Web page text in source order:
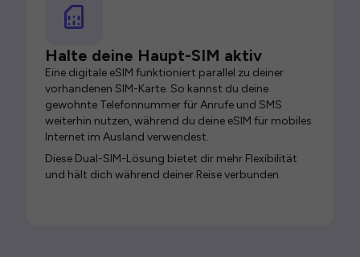
Halte deine Haupt-SIM aktiv
Eine digitale eSIM funktioniert parallel zu deiner
vorhandenen SIM-Karte. So kannst du deine
gewohnte Telefonnummer für Anrufe und SMS
weiterhin nutzen, während du deine eSIM für mobiles
Internet im Ausland verwendest.
Diese Dual-SIM-Lösung bietet dir mehr Flexibilität
und hält dich während deiner Reise verbunden.